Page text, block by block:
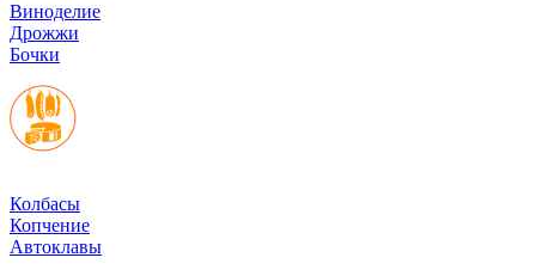
Виноделие
Дрожжи
Бочки
Колбасы
Копчение
Автоклавы